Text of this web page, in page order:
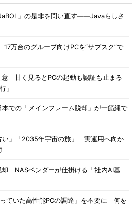
」の是非を問い直す――Javaらしさ
万台のグループ向けPCを“サブスク”で
甘く見るとPCの起動も認証も止まる
」
での「メインフレーム脱却」が一筋縄で
い」「2035年宇宙の旅」 実運用へ向か
却 NASベンダーが仕掛ける「社内AI基
ていた高性能PCの調達」を不要に 何を